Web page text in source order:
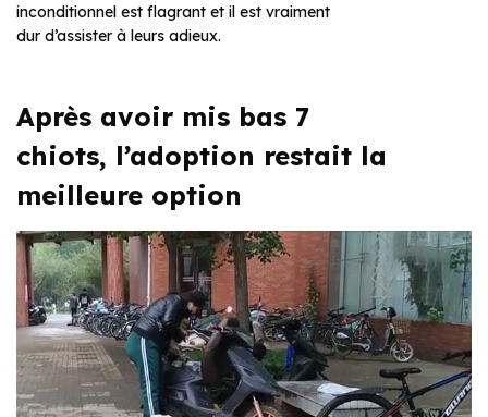
inconditionnel est flagrant et il est vraiment
dur d’assister à leurs adieux.
Après avoir mis bas 7
chiots, l’adoption restait la
meilleure option